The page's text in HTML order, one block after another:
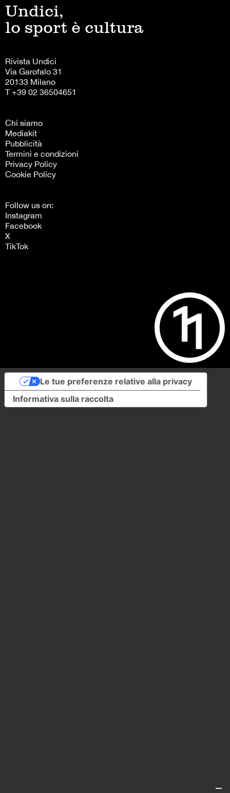
Undici,
lo sport è cultura
Rivista Undici
Via Garofalo 31
20133 Milano
T +39 02 36504651
Chi siamo
Mediakit
Pubblicità
Termini e condizioni
Privacy Policy
Cookie Policy
Follow us on:
Instagram
Facebook
X
TikTok
Informativa sulla raccolta
Le tue preferenze relative alla privacy